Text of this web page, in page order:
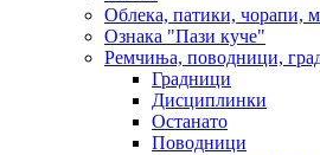
Облека, патики, чорапи,
Ознака "Пази куче"
Ремчиња, поводници,
Градници
Дисциплинки
Останато
Поводници